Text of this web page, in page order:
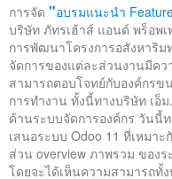
การจัด "อบรมแนะนำ
บริษัท ภัทรเฮ้าส์ แอนด์ พร็อพ
การพัฒนาโครงการอสังหาริม
จัดการของแต่ละส่วนงานมีค
สามารถตอบโจทย์กับองค์กร
การทำงาน ทั้งนี้ทางบริษัท เ
ด้านระบบจัดการองค์กร วันนี้
เสนอระบบ Odoo 11 ที่เหมา
ส่วน overview ภาพรวม ของ
โดยจะได้เห็นความสามารถทั้